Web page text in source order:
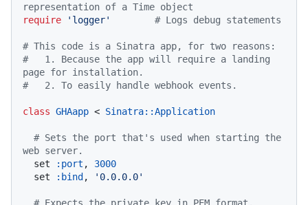
representation of a Time object
require
'logger' # Logs debug statements
# This code is a Sinatra app, for two reasons:
#   1. Because the app will require a landing
page for installation.
#   2. To easily handle webhook events.
class GHAapp < Sinatra::Application
# Sets the port that's used when starting the
web server.
  set
:port , 3000
  set
:bind , '0.0.0.0'
# Expects the private key in PEM format.